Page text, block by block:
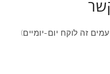
זה לוקח יום-יומיים)